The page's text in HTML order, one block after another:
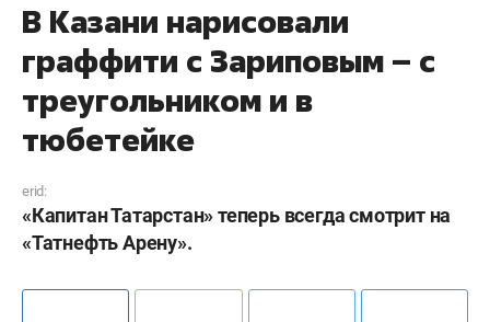
В Казани нарисовали
граффити с Зариповым – c
треугольником и в
тюбетейке
erid:
«Капитан Татарстан» теперь всегда смотрит на
«Татнефть Арену».